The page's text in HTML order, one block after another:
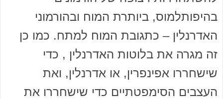
בהיפותלמוס, ביותרת המוח ובהורמוני
האדרנלין – כתגובת המוח למתח. כמו כן
זה מגרה את בלוטות האדרנלין , כדי
שישחררו אפינפרין, או אדרנלין, ואת
העצבים הסימפטתיים כדי שישחררו את